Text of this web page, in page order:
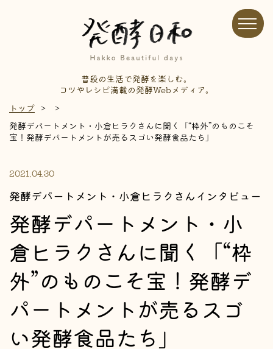
普段の生活で発酵を楽しむ。
コツやレシピ満載の発酵Webメディア。
トップ
発酵デパートメント・小倉ヒラクさんに聞く「“枠外”のものこそ
宝！発酵デパートメントが売るスゴい発酵食品たち」
2021.04.30
発酵デパートメント・小倉ヒラクさんインタビュー
発酵デパートメント・小
倉ヒラクさんに聞く「“枠
外”のものこそ宝！発酵デ
パートメントが売るスゴ
い発酵食品たち」